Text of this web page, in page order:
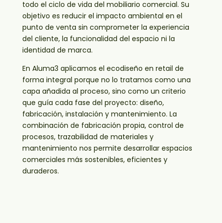
todo el ciclo de vida del mobiliario comercial. Su
objetivo es reducir el impacto ambiental en el
punto de venta sin comprometer la experiencia
del cliente, la funcionalidad del espacio ni la
identidad de marca.
En Aluma3 aplicamos el ecodiseño en retail de
forma integral porque no lo tratamos como una
capa añadida al proceso, sino como un criterio
que guía cada fase del proyecto: diseño,
fabricación, instalación y mantenimiento. La
combinación de fabricación propia, control de
procesos, trazabilidad de materiales y
mantenimiento nos permite desarrollar espacios
comerciales más sostenibles, eficientes y
duraderos.